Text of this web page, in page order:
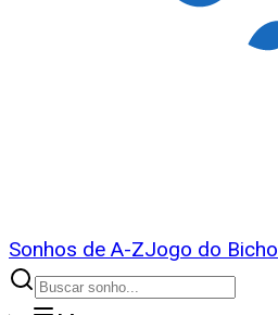
Sonhos de A-ZJogo do Bicho